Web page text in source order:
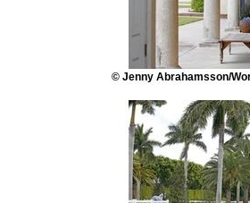
© Jenny Abrahamsson/